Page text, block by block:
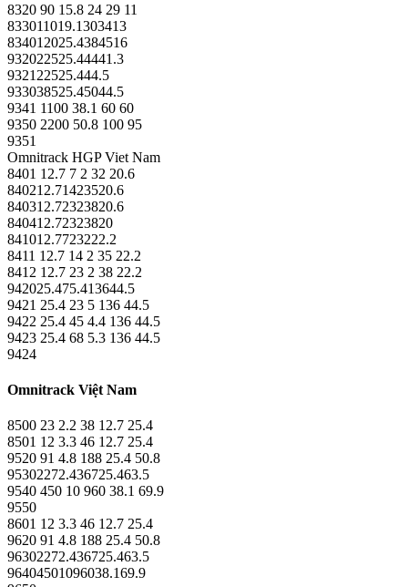
8320 90 15.8 24 29 11
833011019.1303413
834012025.4384516
932022525.44441.3
932122525.444.5
933038525.45044.5
9341 1100 38.1 60 60
9350 2200 50.8 100 95
9351
Omnitrack HGP Viet Nam
8401 12.7 7 2 32 20.6
840212.71423520.6
840312.72323820.6
840412.72323820
841012.7723222.2
8411 12.7 14 2 35 22.2
8412 12.7 23 2 38 22.2
942025.475.413644.5
9421 25.4 23 5 136 44.5
9422 25.4 45 4.4 136 44.5
9423 25.4 68 5.3 136 44.5
9424
Omnitrack Việt Nam
8500 23 2.2 38 12.7 25.4
8501 12 3.3 46 12.7 25.4
9520 91 4.8 188 25.4 50.8
95302272.436725.463.5
9540 450 10 960 38.1 69.9
9550
8601 12 3.3 46 12.7 25.4
9620 91 4.8 188 25.4 50.8
96302272.436725.463.5
96404501096038.169.9